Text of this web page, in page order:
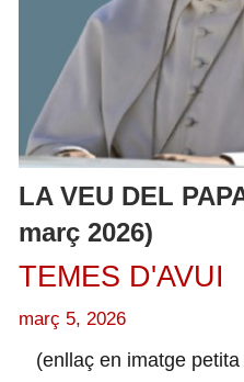
LA VEU DEL
març 2026)
TEMES D'AVUI
març 5, 2026
(enllaç en imatge